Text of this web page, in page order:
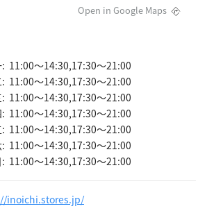
Open in Google Maps
: 11:00～14:30,17:30～21:00
: 11:00～14:30,17:30～21:00
: 11:00～14:30,17:30～21:00
: 11:00～14:30,17:30～21:00
: 11:00～14:30,17:30～21:00
: 11:00～14:30,17:30～21:00
: 11:00～14:30,17:30～21:00
inoichi.stores.jp/